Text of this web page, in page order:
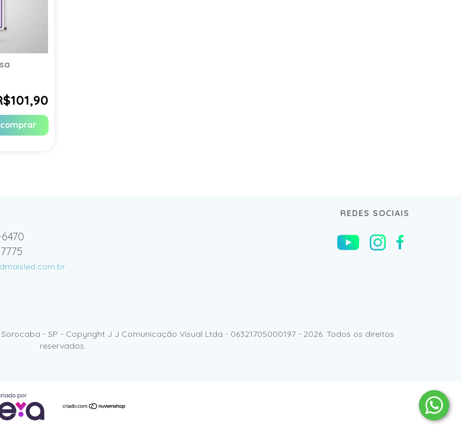
comprar
REDES SOCIAIS
- SP - Copyright J J Comunicação Visual Ltda - 06321705000197 - 2026. Todos os direitos
reservados.